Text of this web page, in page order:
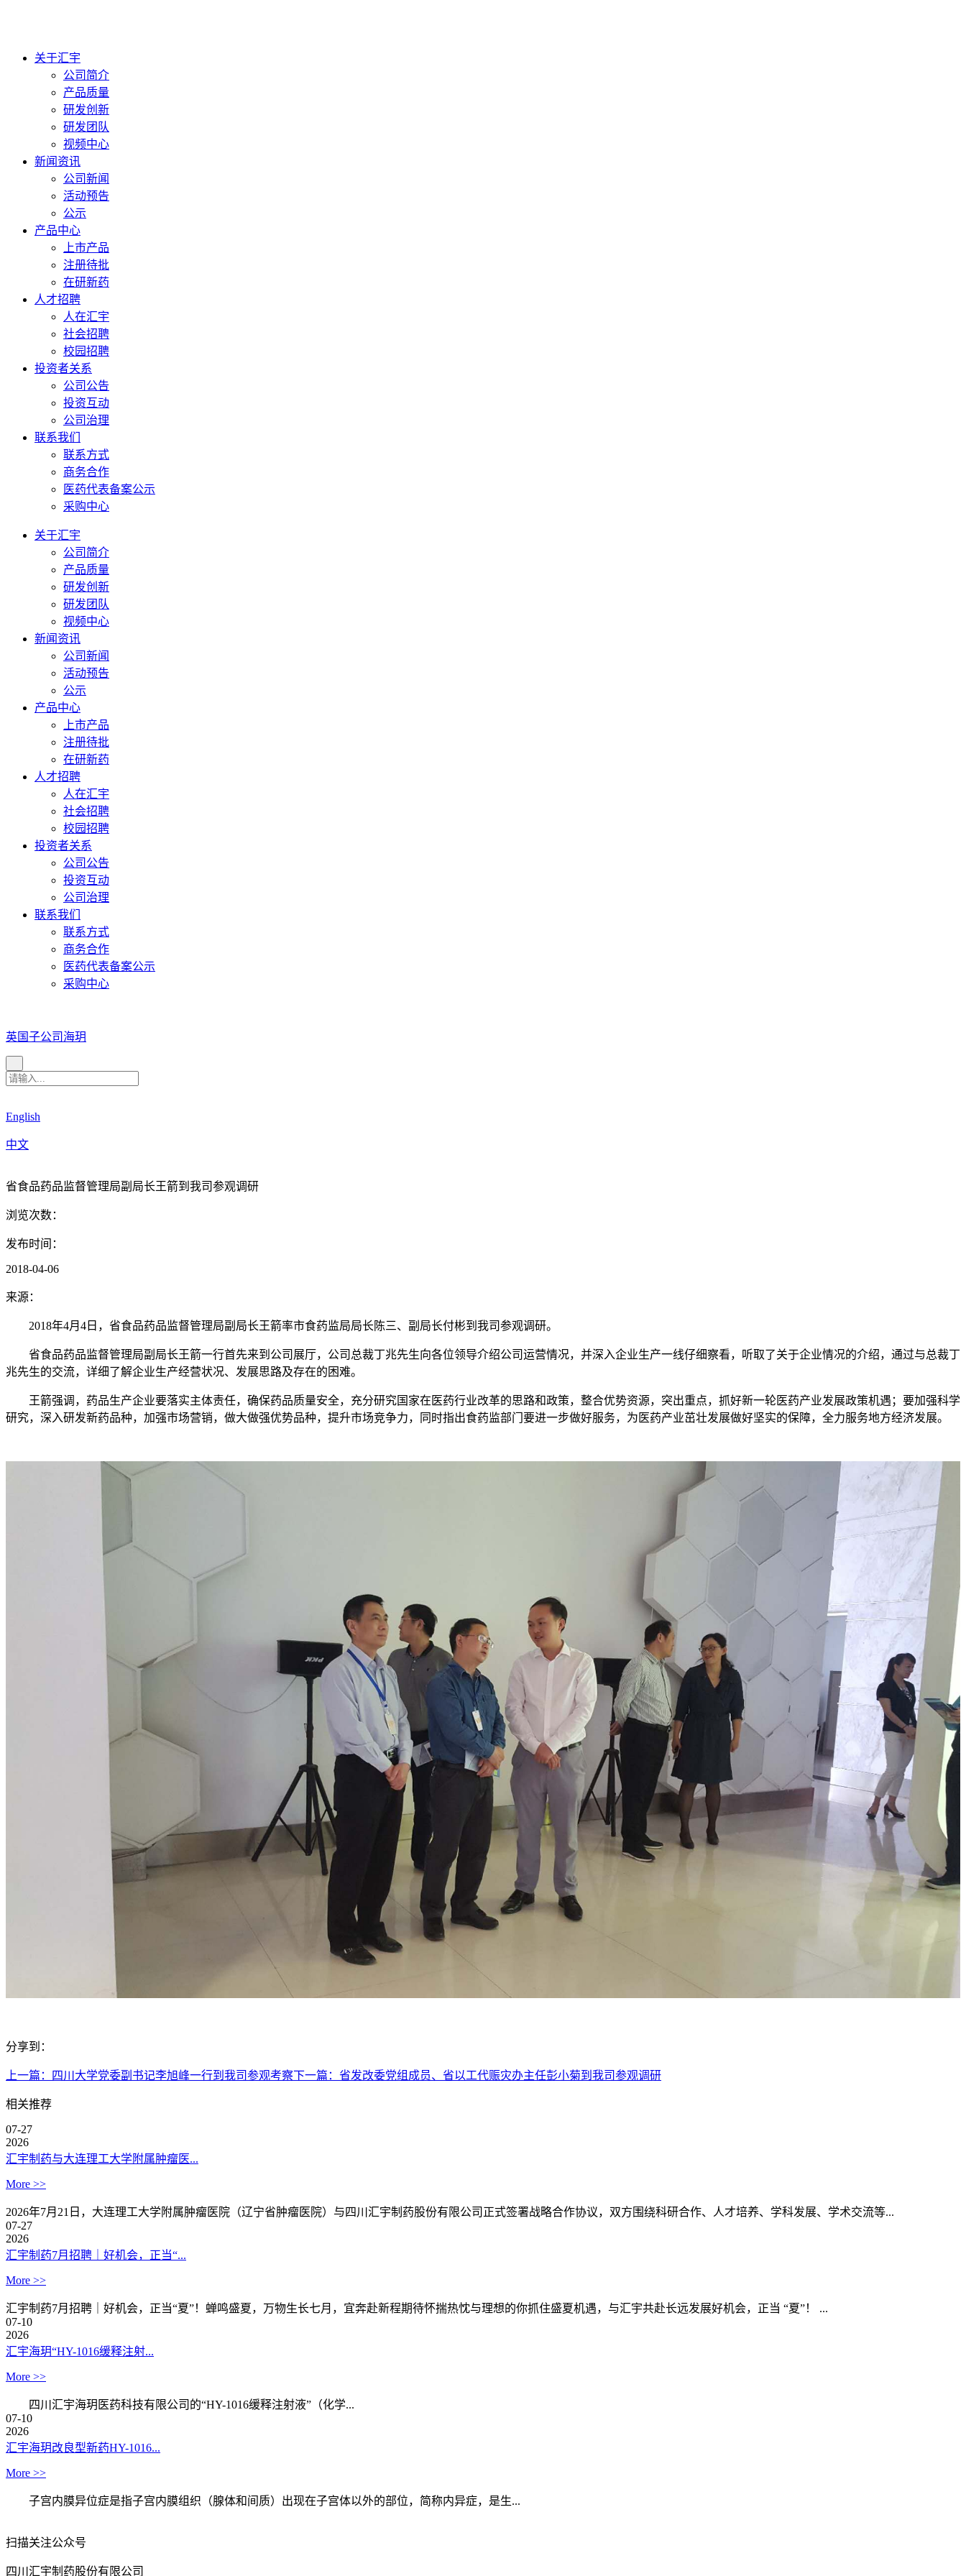
关于汇宇
公司简介
产品质量
研发创新
研发团队
视频中心
新闻资讯
公司新闻
活动预告
公示
产品中心
上市产品
注册待批
在研新药
人才招聘
人在汇宇
社会招聘
校园招聘
投资者关系
公司公告
投资互动
公司治理
联系我们
联系方式
商务合作
医药代表备案公示
采购中心
关于汇宇
公司简介
产品质量
研发创新
研发团队
视频中心
新闻资讯
公司新闻
活动预告
公示
产品中心
上市产品
注册待批
在研新药
人才招聘
人在汇宇
社会招聘
校园招聘
投资者关系
公司公告
投资互动
公司治理
联系我们
联系方式
商务合作
医药代表备案公示
采购中心
英国子公司海玥
English
中文
省食品药品监督管理局副局长王箭到我司参观调研
浏览次数：
发布时间：
2018-04-06
来源：
2018年4月4日，省食品药品监督管理局副局长王箭率市食药监局局长陈三、副局长付彬到我司参观调研。
省食品药品监督管理局副局长王箭一行首先来到公司展厅，公司总裁丁兆先生向各位领导介绍公司运营情况，并深入企业生产一线仔细察看，听取了关于企业情况的介绍，通过与总裁丁
兆先生的交流，详细了解企业生产经营状况、发展思路及存在的困难。
王箭强调，药品生产企业要落实主体责任，确保药品质量安全，充分研究国家在医药行业改革的思路和政策，整合优势资源，突出重点，抓好新一轮医药产业发展政策机遇；要加强科学
研究，深入研发新药品种，加强市场营销，做大做强优势品种，提升市场竞争力，同时指出食药监部门要进一步做好服务，为医药产业茁壮发展做好坚实的保障，全力服务地方经济发展。
分享到：
上一篇： 四川大学党委副书记李旭峰一行到我司参观考察下一篇： 省发改委党组成员、省以工代赈灾办主任彭小菊到我司参观调研
相关推荐
07-27
2026
汇宇制药与大连理工大学附属肿瘤医...
More >>
2026年7月21日，大连理工大学附属肿瘤医院（辽宁省肿瘤医院）与四川汇宇制药股份有限公司正式签署战略合作协议，双方围绕科研合作、人才培养、学科发展、学术交流等...
07-27
2026
汇宇制药7月招聘｜好机会，正当“...
More >>
汇宇制药7月招聘｜好机会，正当“夏”！蝉鸣盛夏，万物生长七月，宜奔赴新程期待怀揣热忱与理想的你抓住盛夏机遇，与汇宇共赴长远发展好机会，正当 “夏”！ ...
07-10
2026
汇宇海玥“HY-1016缓释注射...
More >>
四川汇宇海玥医药科技有限公司的“HY-1016缓释注射液”（化学...
07-10
2026
汇宇海玥改良型新药HY-1016...
More >>
子宫内膜异位症是指子宫内膜组织（腺体和间质）出现在子宫体以外的部位，简称内异症，是生...
扫描关注公众号
四川汇宇制药股份有限公司